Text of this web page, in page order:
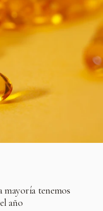
mayoría tenemos
año